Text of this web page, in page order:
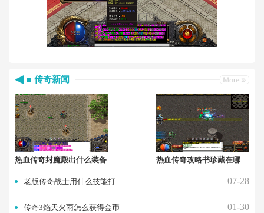
传奇新闻
热血传奇封魔殿出什么装备 热血传奇攻略书珍藏在哪
老版传奇战士用什么技能打 07-28
传奇3焰天火雨怎么获得金币 01-30